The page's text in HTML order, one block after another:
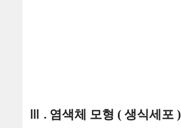
Ⅲ . 염색체 모형 ( 생식세포 )